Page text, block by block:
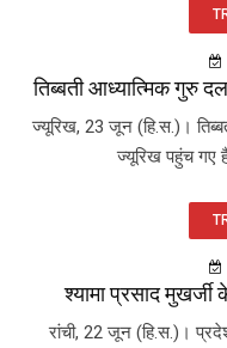
तिब्बती आध्यात्मिक गुरु
ज्यूरिख, 23 जून (हि.स.)।
ज्यूरिख पहुंच गए
श्यामा प्रसाद
रांची, 22 जून (हि.स.)।